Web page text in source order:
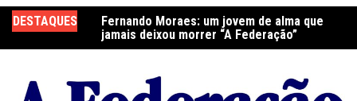
para
o
DESTAQUES
Fernando Moraes: um jovem de alma que
jamais deixou morrer “A Federação”
Curso Oração e Vida na Paróquia São José